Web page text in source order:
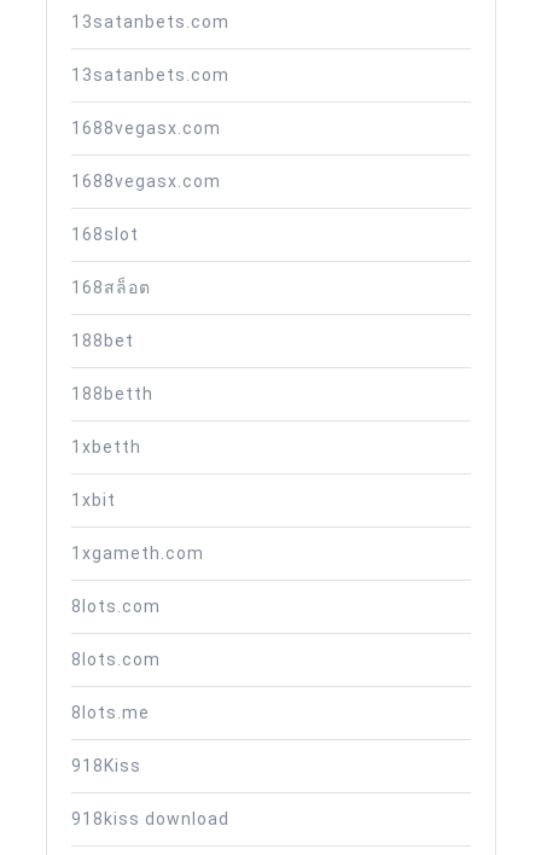
13satanbets.com
13satanbets.com
1688vegasx.com
1688vegasx.com
168slot
168สล็อต
188bet
188betth
1xbetth
1xbit
1xgameth.com
8lots.com
8lots.com
8lots.me
918Kiss
918kiss download